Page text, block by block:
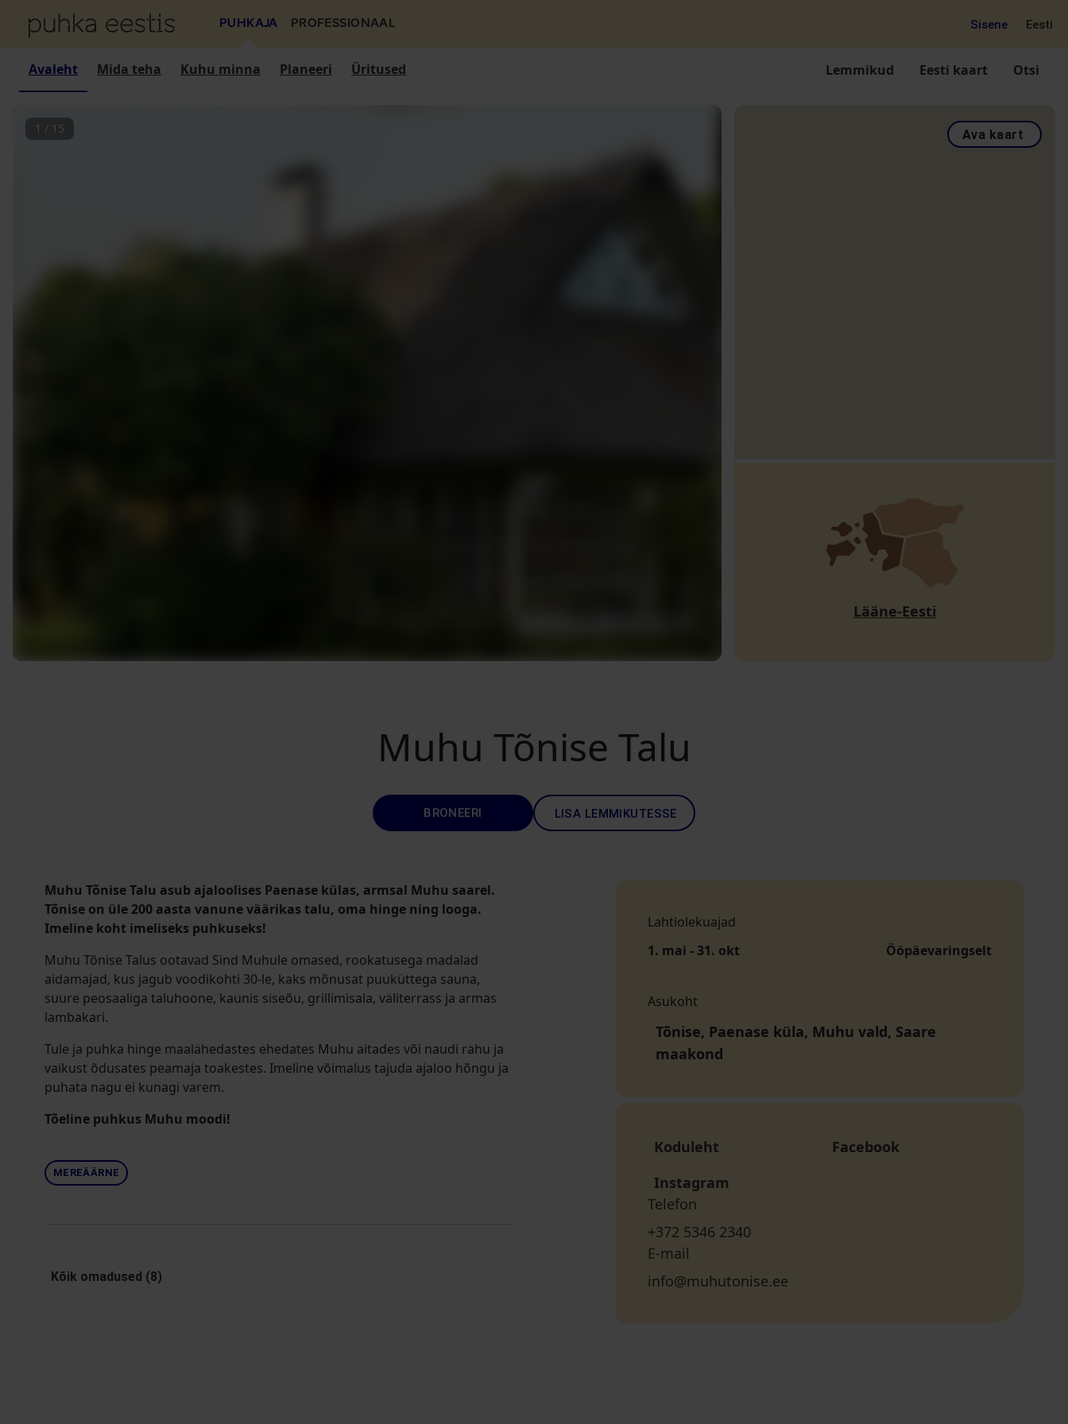
PUHKAJA PROFESSIONAAL Sisene Eesti
Avaleht Mida teha Kuhu minna Planeeri Üritused Lemmikud Eesti kaart Otsi
1 / 15 Ava kaart
Lääne-Eesti
Muhu Tõnise Talu
BRONEERI LISA LEMMIKUTESSE
Muhu Tõnise Talu asub ajaloolises Paenase külas, armsal Muhu saarel.
Tõnise on üle 200 aasta vanune väärikas talu, oma hinge ning looga.
Imeline koht imeliseks puhkuseks!
Muhu Tõnise Talus ootavad Sind Muhule omased, rookatusega madalad
aidamajad, kus jagub voodikohti 30-le, kaks mõnusat puuküttega sauna,
suure peosaaliga taluhoone, kaunis siseõu, grillimisala, väliterrass ja armas
lambakari.
Tule ja puhka hinge maalähedastes ehedates Muhu aitades või naudi rahu ja
vaikust õdusates peamaja toakestes. Imeline võimalus tajuda ajaloo hõngu ja
puhata nagu ei kunagi varem.
Tõeline puhkus Muhu moodi!
MEREÄÄRNE
Kõik omadused (8)
Lahtiolekuajad
1. mai - 31. okt
Ööpäevaringselt
Asukoht
Tõnise, Paenase küla, Muhu vald, Saare
maakond
Koduleht
Facebook
Instagram
Telefon
+372 5346 2340
E-mail
info@muhutonise.ee